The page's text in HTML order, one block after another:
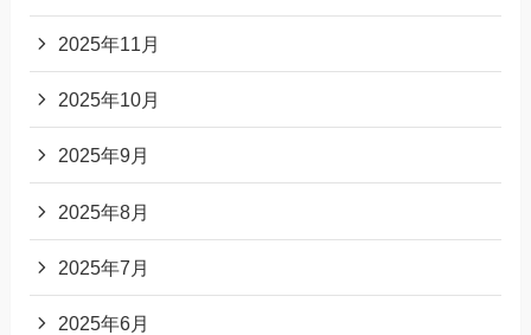
2025年11月
2025年10月
2025年9月
2025年8月
2025年7月
2025年6月